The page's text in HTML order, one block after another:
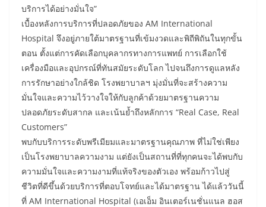
บริการได้อย่างมั่นใจ”
เบื้องหลังการบริการที่ปลอดภัยของ AM International
Hospital จึงอยู่ภายใต้มาตรฐานที่เข้มงวดและพิถีพิถันในทุกขั้น
ตอน ตั้งแต่การคัดเลือกบุคลากรทางการแพทย์ การเลือกใช้
เครื่องมือและอุปกรณ์ที่ทันสมัยระดับโลก ไปจนถึงการดูแลหลัง
การรักษาอย่างใกล้ชิด โรงพยาบาลฯ มุ่งมั่นที่จะสร้างความ
มั่นใจและความไว้วางใจให้กับลูกค้าด้วยมาตรฐานความ
ปลอดภัยระดับสากล และเน้นย้ำถึงหลักการ “Real Case, Real
Customers”
พบกับบริการระดับพรีเมียมและมาตรฐานคุณภาพ ที่ไม่ใช่เพียง
เป็นโรงพยาบาลความงาม แต่ยังเป็นสถานที่ที่ทุกคนจะได้พบกับ
ความมั่นใจและความงามที่แท้จริงของตัวเอง พร้อมก้าวไปสู่
ชีวิตที่ดีขึ้นด้วยบริการที่ตอบโจทย์และได้มาตรฐาน ได้แล้ววันนี้
ที่ AM International Hospital (เอเอ็ม อินเตอร์เนชั่นแนล ฮอส